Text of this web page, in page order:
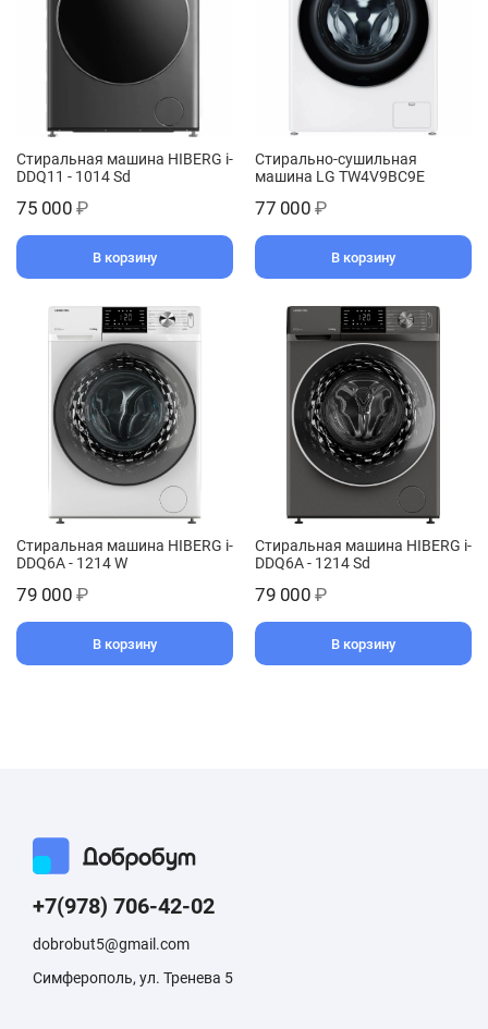
Стиральная машина HIBERG i-
DDQ11 - 1014 Sd
75 000 ₽
В корзину
Стирально-сушильная
машина LG TW4V9BC9E
77 000 ₽
В корзину
Стиральная машина HIBERG i-
DDQ6A - 1214 W
79 000 ₽
В корзину
Стиральная машина HIBERG i-
DDQ6A - 1214 Sd
79 000 ₽
В корзину
+7(978) 706-42-02
dobrobut5@gmail.com
Симферополь, ул. Тренева 5